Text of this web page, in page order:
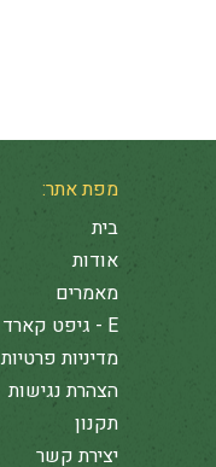
מפת אתר:
בית
אודות
מאמרים
E - גיפט קארד
מדיניות פרטיות
הצהרת נגישות
תקנון
יצירת קשר